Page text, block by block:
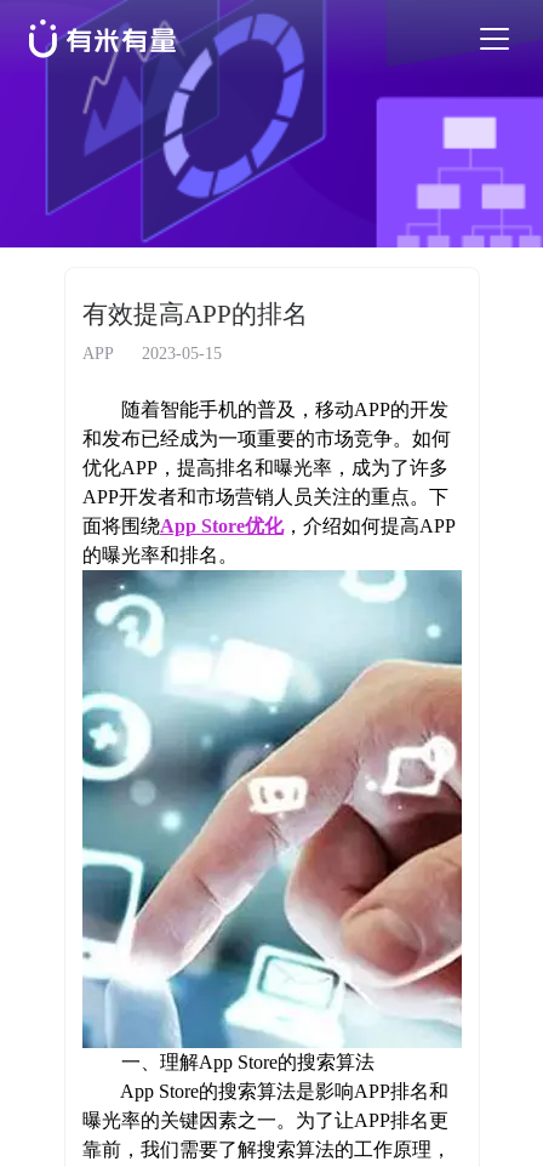
苹果应用商店优化
安卓应用商店优化
行业干货
EN
有效提高APP的排名
APP 2023-05-15
随着智能手机的普及，移动APP的开发
和发布已经成为一项重要的市场竞争。如何
优化APP，提高排名和曝光率，成为了许多
APP开发者和市场营销人员关注的重点。下
面将围绕App Store优化，介绍如何提高APP
的曝光率和排名。
一、理解App Store的搜索算法
App Store的搜索算法是影响APP排名和
曝光率的关键因素之一。为了让APP排名更
靠前，我们需要了解搜索算法的工作原理，